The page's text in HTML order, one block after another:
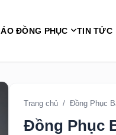
ÁO ĐỒNG PHỤC TIN TỨC
Trang chủ / Đồng Phục
Đồng Phục